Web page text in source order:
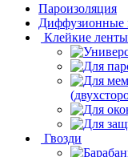
Пароизоляция
Диффузионные
Клейкие ленты
Гвозди